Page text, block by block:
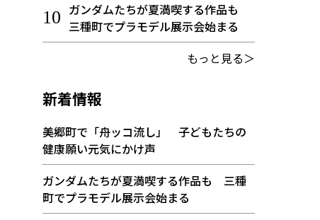
ガンダムたちが夏満喫する作品も
三種町でプラモデル展示会始まる
もっと見る＞
新着情報
美郷町で「舟ッコ流し」 子どもたちの
健康願い元気にかけ声
ガンダムたちが夏満喫する作品も 三種
町でプラモデル展示会始まる